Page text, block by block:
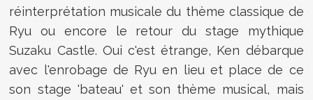
réinterprétation musicale du thème classique de
Ryu ou encore le retour du stage mythique
Suzaku Castle. Oui c'est étrange, Ken débarque
avec l'enrobage de Ryu en lieu et place de ce
son stage 'bateau' et son thème musical, mais